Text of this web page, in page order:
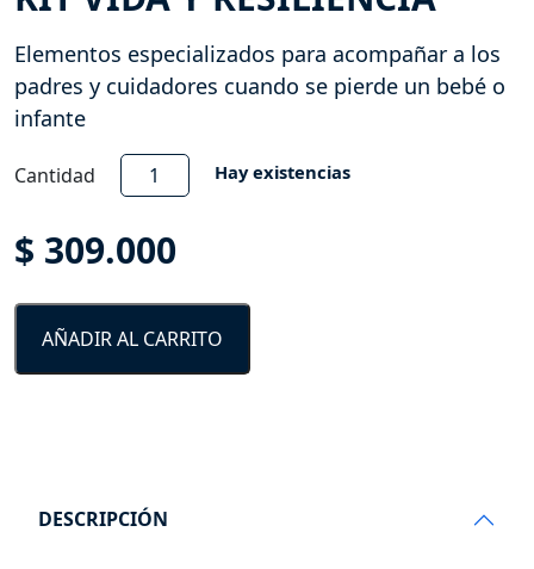
Elementos especializados para acompañar a los
padres y cuidadores cuando se pierde un bebé o
infante
Cantidad
Kit
Vida
Resiliencia
Hay existencias
$ 309.000
AÑADIR AL CARRITO
DESCRIPCIÓN